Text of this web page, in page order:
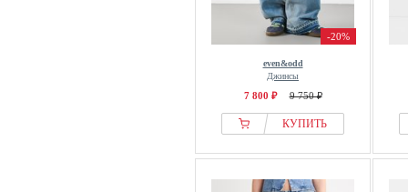
-20%
even&odd
Джинсы
7 800 ₽ 9 750 ₽
КУПИТЬ